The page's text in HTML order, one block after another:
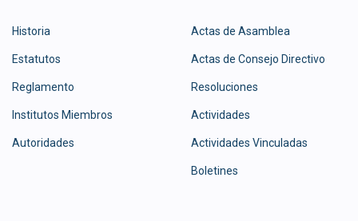
Historia
Estatutos
Reglamento
Institutos Miembros
Autoridades
Actas de Asamblea
Actas de Consejo Directivo
Resoluciones
Actividades
Actividades Vinculadas
Boletines